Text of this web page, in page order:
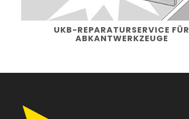
UKB-REPARATURSERVICE FÜR
ABKANTWERKZEUGE